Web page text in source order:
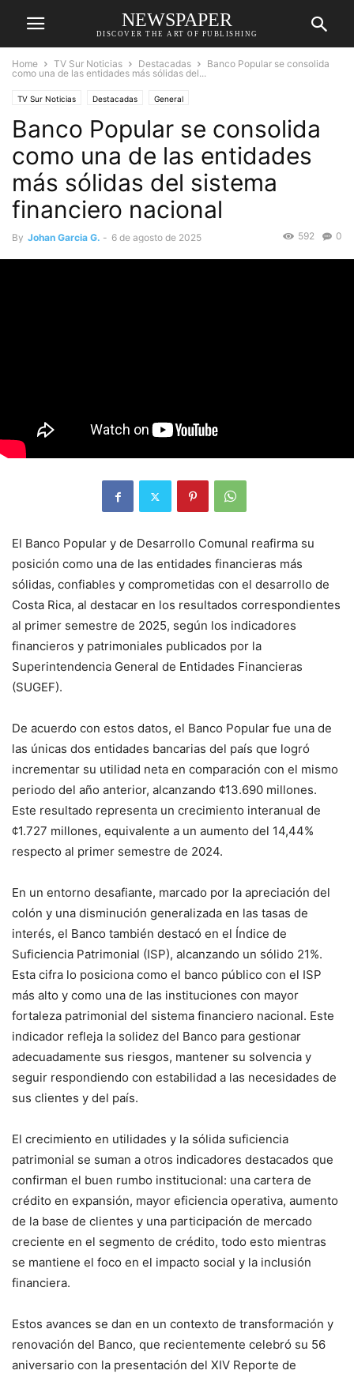
NEWSPAPER
DISCOVER THE ART OF PUBLISHING
Home TV Sur Noticias Destacadas
Banco Popular se consolida
como una de las entidades más sólidas del...
TV Sur Noticias Destacadas General
Banco Popular se consolida
como una de las entidades
más sólidas del sistema
financiero nacional
By Johan Garcia G. - 6 de agosto de 2025 0
592
El Banco Popular y de Desarrollo Comunal reafirma su
posición como una de las entidades financieras más
sólidas, confiables y comprometidas con el desarrollo de
Costa Rica, al destacar en los resultados correspondientes
al primer semestre de 2025, según los indicadores
financieros y patrimoniales publicados por la
Superintendencia General de Entidades Financieras
(SUGEF).
De acuerdo con estos datos, el Banco Popular fue una de
las únicas dos entidades bancarias del país que logró
incrementar su utilidad neta en comparación con el mismo
periodo del año anterior, alcanzando ¢13.690 millones.
Este resultado representa un crecimiento interanual de
¢1.727 millones, equivalente a un aumento del 14,44%
respecto al primer semestre de 2024.
En un entorno desafiante, marcado por la apreciación del
colón y una disminución generalizada en las tasas de
interés, el Banco también destacó en el Índice de
Suficiencia Patrimonial (ISP), alcanzando un sólido 21%.
Esta cifra lo posiciona como el banco público con el ISP
más alto y como una de las instituciones con mayor
fortaleza patrimonial del sistema financiero nacional. Este
indicador refleja la solidez del Banco para gestionar
adecuadamente sus riesgos, mantener su solvencia y
seguir respondiendo con estabilidad a las necesidades de
sus clientes y del país.
El crecimiento en utilidades y la sólida suficiencia
patrimonial se suman a otros indicadores destacados que
confirman el buen rumbo institucional: una cartera de
crédito en expansión, mayor eficiencia operativa, aumento
de la base de clientes y una participación de mercado
creciente en el segmento de crédito, todo esto mientras
se mantiene el foco en el impacto social y la inclusión
financiera.
Estos avances se dan en un contexto de transformación y
renovación del Banco, que recientemente celebró su 56
aniversario con la presentación del XIV Reporte de